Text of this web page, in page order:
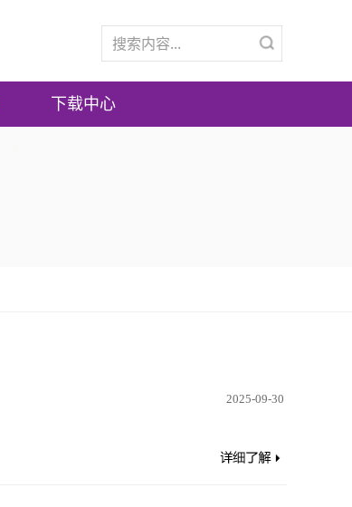
下载中心
2025-09-30